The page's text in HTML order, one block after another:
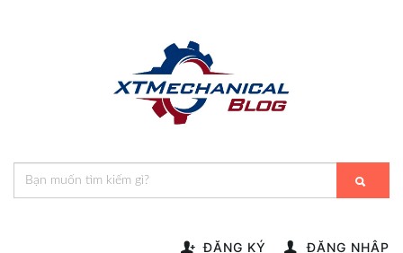
ĐĂNG KÝ ĐĂNG NHẬP
Trang Chủ VẬT LIỆU
VẬT LIỆU THÉP.